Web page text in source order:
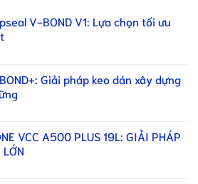
V-BOND V1: Lựa chọn tối ưu
Giải pháp keo dán xây dựng
VCC A500 PLUS 19L: GIẢI PHÁP